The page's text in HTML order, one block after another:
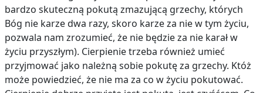
bardzo skuteczną pokutą zmazującą grzechy, których
Bóg nie karze dwa razy, skoro karze za nie w tym życiu,
pozwala nam zrozumieć, że nie będzie za nie karał w
życiu przyszłym). Cierpienie trzeba również umieć
przyjmować jako należną sobie pokutę za grzechy. Któż
może powiedzieć, że nie ma za co w życiu pokutować.